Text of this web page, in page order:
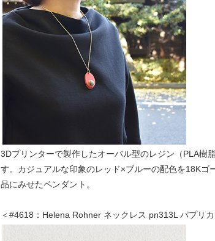
3Dプリンターで製作したオーバル型のレジン（PLA樹
す。カジュアルな印象のレッド×ブルーの配色を18Kゴ
品にみせたペンダント。
＜#4618：Helena Rohner ネックレス pn313L パプリ